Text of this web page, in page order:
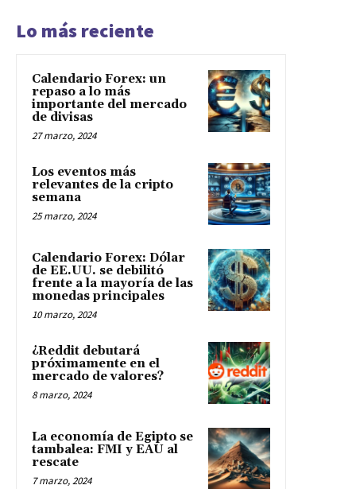
Lo más reciente
Calendario Forex: un
repaso a lo más
importante del mercado
de divisas
27 marzo, 2024
Los eventos más
relevantes de la cripto
semana
25 marzo, 2024
Calendario Forex: Dólar
de EE.UU. se debilitó
frente a la mayoría de las
monedas principales
10 marzo, 2024
¿Reddit debutará
próximamente en el
mercado de valores?
8 marzo, 2024
La economía de Egipto se
tambalea: FMI y EAU al
rescate
7 marzo, 2024